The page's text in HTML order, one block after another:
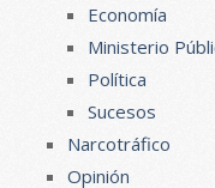
Economía
Ministerio
Política
Sucesos
Narcotráfico
Opinión